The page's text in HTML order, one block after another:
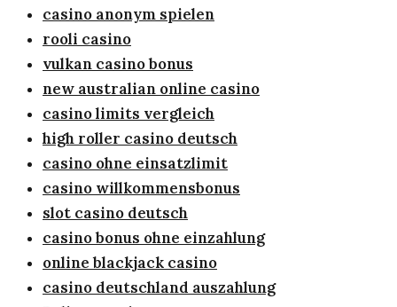
casino anonym spielen
rooli casino
vulkan casino bonus
new australian online casino
casino limits vergleich
high roller casino deutsch
casino ohne einsatzlimit
casino willkommensbonus
slot casino deutsch
casino bonus ohne einzahlung
online blackjack casino
casino deutschland auszahlung